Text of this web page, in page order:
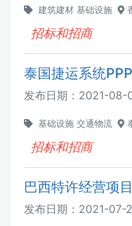
建筑建材 基础设施
招标和招商
泰国捷运系统
发布日期： 2021-08-
基础设施 交通物流
招标和招商
巴西特许经营项
发布日期： 2021-07-